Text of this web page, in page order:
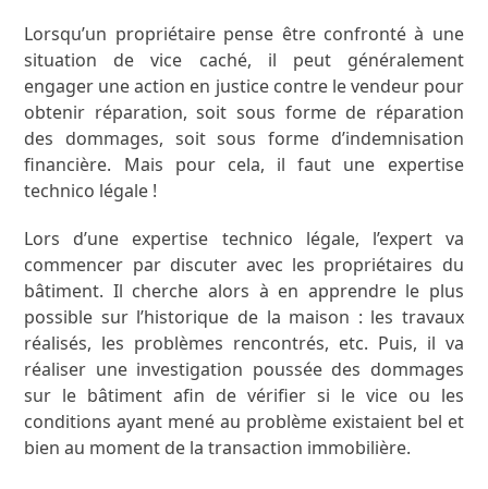
Lorsqu’un propriétaire pense être confronté à une
situation de vice caché, il peut généralement
engager une action en justice contre le vendeur pour
obtenir réparation, soit sous forme de réparation
des dommages, soit sous forme d’indemnisation
financière. Mais pour cela, il faut une expertise
technico légale !
Lors d’une expertise technico légale, l’expert va
commencer par discuter avec les propriétaires du
bâtiment. Il cherche alors à en apprendre le plus
possible sur l’historique de la maison : les travaux
réalisés, les problèmes rencontrés, etc. Puis, il va
réaliser une investigation poussée des dommages
sur le bâtiment afin de vérifier si le vice ou les
conditions ayant mené au problème existaient bel et
bien au moment de la transaction immobilière.